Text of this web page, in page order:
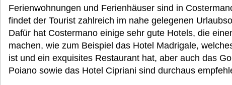
Ferienwohnungen und Ferienhäuser sind in
findet der Tourist zahlreich im nahe gelegenen
Dafür hat Costermano einige sehr gute Hotels, die
machen, wie zum Beispiel das Hotel Madrigale,
ist und ein exquisites Restaurant hat, aber auch das
Poiano sowie das Hotel Cipriani sind durchaus